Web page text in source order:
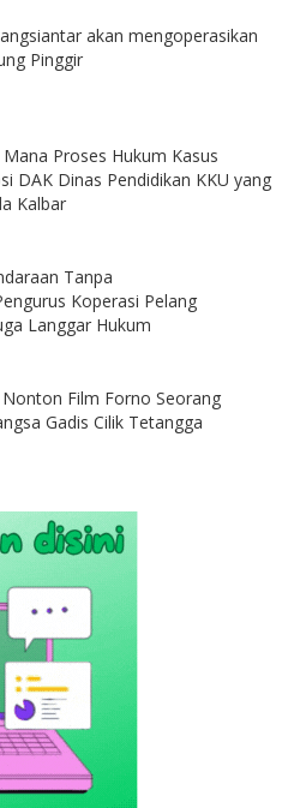
akan mengoperasikan
Pinggir
Proses Hukum Kasus
DAK Dinas Pendidikan KKU yang
Kalbar
Tanpa
Koperasi Pelang
Langgar Hukum
Film Forno Seorang
Gadis Cilik Tetangga